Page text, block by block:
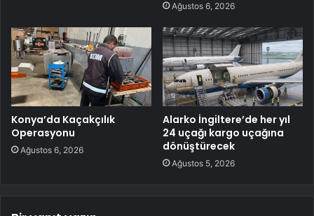
Ağustos 6, 2026
Konya’da Kaçakçılık
Operasyonu
Ağustos 6, 2026
Alarko İngiltere’de her yıl
24 uçağı kargo uçağına
dönüştürecek
Ağustos 5, 2026